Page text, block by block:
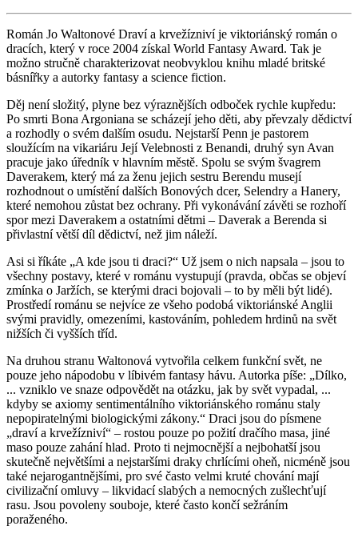
Román Jo Waltonové Draví a krvežízniví je viktoriánský román o
dracích, který v roce 2004 získal World Fantasy Award. Tak je
možno stručně charakterizovat neobvyklou knihu mladé britské
básnířky a autorky fantasy a science fiction.
Děj není složitý, plyne bez výraznějších odboček rychle kupředu:
Po smrti Bona Argoniana se scházejí jeho děti, aby převzaly dědictví
a rozhodly o svém dalším osudu. Nejstarší Penn je pastorem
sloužícím na vikariáru Její Velebnosti z Benandi, druhý syn Avan
pracuje jako úředník v hlavním městě. Spolu se svým švagrem
Daverakem, který má za ženu jejich sestru Berendu musejí
rozhodnout o umístění dalších Bonových dcer, Selendry a Hanery,
které nemohou zůstat bez ochrany. Při vykonávání závěti se rozhoří
spor mezi Daverakem a ostatními dětmi – Daverak a Berenda si
přivlastní větší díl dědictví, než jim náleží.
Asi si říkáte „A kde jsou ti draci?“ Už jsem o nich napsala – jsou to
všechny postavy, které v románu vystupují (pravda, občas se objeví
zmínka o Jaržích, se kterými draci bojovali – to by měli být lidé).
Prostředí románu se nejvíce ze všeho podobá viktoriánské Anglii
svými pravidly, omezeními, kastováním, pohledem hrdinů na svět
nižších či vyšších tříd.
Na druhou stranu Waltonová vytvořila celkem funkční svět, ne
pouze jeho nápodobu v líbivém fantasy hávu. Autorka píše: „Dílko,
... vzniklo ve snaze odpovědět na otázku, jak by svět vypadal, ...
kdyby se axiomy sentimentálního viktoriánského románu staly
nepopiratelnými biologickými zákony.“ Draci jsou do písmene
„draví a krvežízniví“ – rostou pouze po požití dračího masa, jiné
maso pouze zahání hlad. Proto ti nejmocnější a nejbohatší jsou
skutečně největšími a nejstaršími draky chrlícími oheň, nicméně jsou
také nejarogantnějšími, pro své často velmi kruté chování mají
civilizační omluvy – likvidací slabých a nemocných zušlechťují
rasu. Jsou povoleny souboje, které často končí sežráním
poraženého.